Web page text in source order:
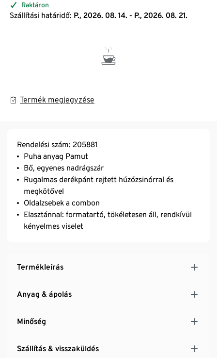
Raktáron
Szállítási határidő: P., 2026. 08. 14. - P., 2026. 08. 21.
Termék megjegyzése
Rendelési szám: 205881
Puha anyag Pamut
Bő, egyenes nadrágszár
Rugalmas derékpánt rejtett húzózsinórral és
megkötővel
Oldalzsebek a combon
Elasztánnal: formatartó, tökéletesen áll, rendkívül
kényelmes viselet
Termékleírás
Anyag & ápolás
Minőség
Szállítás & visszaküldés